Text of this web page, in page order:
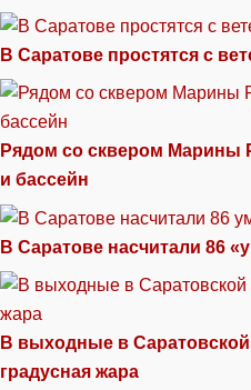
В Саратове простятся с
Рядом со сквером Марины
и бассейн
В Саратове насчитали 86
В выходные в Саратовской
градусная жара